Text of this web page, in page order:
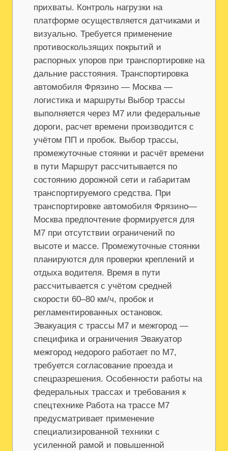
прихваты. Контроль нагрузки на
платформе осуществляется датчиками и
визуально. Требуется применение
противоскользящих покрытий и
распорных упоров при транспортировке на
дальние расстояния. Транспортировка
автомобиля Фрязино — Москва —
логистика и маршруты Выбор трассы
выполняется через М7 или федеральные
дороги, расчет времени производится с
учётом ПП и пробок. Выбор трассы,
промежуточные стоянки и расчёт времени
в пути Маршрут рассчитывается по
состоянию дорожной сети и габаритам
транспортируемого средства. При
транспортировке автомобиля Фрязино—
Москва предпочтение формируется для
М7 при отсутствии ограничений по
высоте и массе. Промежуточные стоянки
планируются для проверки креплений и
отдыха водителя. Время в пути
рассчитывается с учётом средней
скорости 60–80 км/ч, пробок и
регламентированных остановок.
Эвакуация с трассы М7 и межгород —
специфика и ограничения Эвакуатор
межгород недорого работает по М7,
требуется согласование проезда и
спецразрешения. Особенности работы на
федеральных трассах и требования к
спецтехнике Работа на трассе М7
предусматривает применение
специализированной техники с
усиленной рамой и повышенной